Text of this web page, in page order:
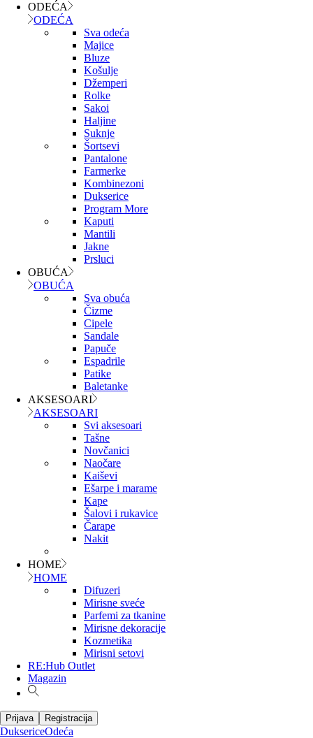
ODEĆA
ODEĆA
Sva odeća
Majice
Bluze
Košulje
Džemperi
Rolke
Sakoi
Haljine
Suknje
Šortsevi
Pantalone
Farmerke
Kombinezoni
Dukserice
Program More
Kaputi
Mantili
Jakne
Prsluci
OBUĆA
OBUĆA
Sva obuća
Čizme
Cipele
Sandale
Papuče
Espadrile
Patike
Baletanke
AKSESOARI
AKSESOARI
Svi aksesoari
Tašne
Novčanici
Naočare
Kaiševi
Ešarpe i marame
Kape
Šalovi i rukavice
Čarape
Nakit
HOME
HOME
Difuzeri
Mirisne sveće
Parfemi za tkanine
Mirisne dekoracije
Kozmetika
Mirisni setovi
RE:Hub Outlet
Magazin
Prijava Registracija
DuksericeOdeća